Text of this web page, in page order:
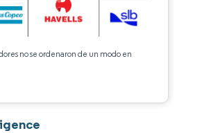
no se ordenaron de un modo en